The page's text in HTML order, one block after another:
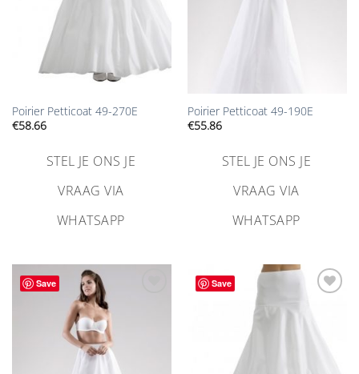
Poirier Petticoat 49-270E
€58.66
STEL JE ONS JE
VRAAG VIA
WHATSAPP
Poirier Petticoat 49-190E
€55.86
STEL JE ONS JE
VRAAG VIA
WHATSAPP
Save
Save